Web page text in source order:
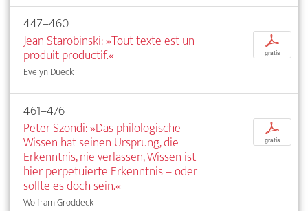
447–460
Jean Starobinski: »Tout texte est un
produit productif.«
Evelyn Dueck
p
gratis
461–476
Peter Szondi: »Das philologische
Wissen hat seinen Ursprung, die
Erkenntnis, nie verlassen, Wissen ist
hier perpetuierte Erkenntnis – oder
sollte es doch sein.«
Wolfram Groddeck
p
gratis